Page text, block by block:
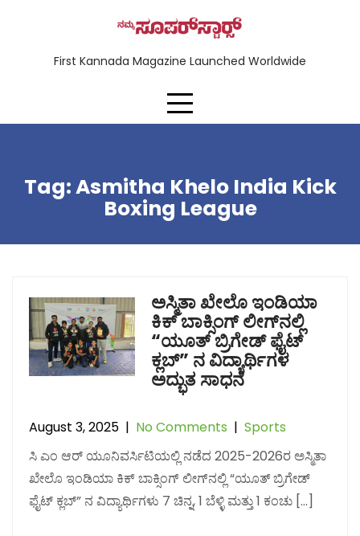
First Kannada Magazine Launched Worldwide
Tag:Asmitha Khelo India Kick
Boxing League
ಅಸ್ಮಿತಾ ಖೇಲೊ ಇಂಡಿಯಾ
ಕಿಕ್‌ ಬಾಕ್ಸಿಂಗ್ ಲೀಗ್‌ನಲ್ಲಿ
“ಯೂತ್ ಬ್ರಿಗೇಡ್ ಫೈಟ್
ಕ್ಲಬ್” ನ ವಿದ್ಯಾರ್ಥಿಗಳ
ಅದ್ಭುತ ಸಾಧನೆ
August 3, 2025 | No Comments | Sports
ಸಿ ಎಂ ಆರ್ ಯೂನಿವರ್ಸಿಟಿಯಲ್ಲಿ ನಡೆದ 2025-2026ರ ಅಸ್ಮಿತಾ
ಖೇಲೊ ಇಂಡಿಯಾ ಕಿಕ್‌ ಬಾಕ್ಸಿಂಗ್ ಲೀಗ್‌ನಲ್ಲಿ “ಯೂತ್ ಬ್ರಿಗೇಡ್
ಫೈಟ್ ಕ್ಲಬ್” ನ ವಿದ್ಯಾರ್ಥಿಗಳು 7 ಚಿನ್ನ, 1 ಬೆಳ್ಳಿ ಮತ್ತು 1 ಕಂಚು […]